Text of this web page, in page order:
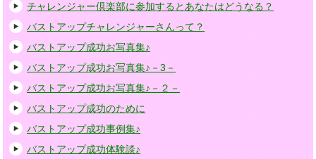
チャレンジャー倶楽部に参加するとあなたはどうなる？
バストアップチャレンジャーさんって？
バストアップ成功お写真集♪
バストアップ成功お写真集♪－3－
バストアップ成功お写真集♪－２－
バストアップ成功のために
バストアップ成功事例集♪
バストアップ成功体験談♪